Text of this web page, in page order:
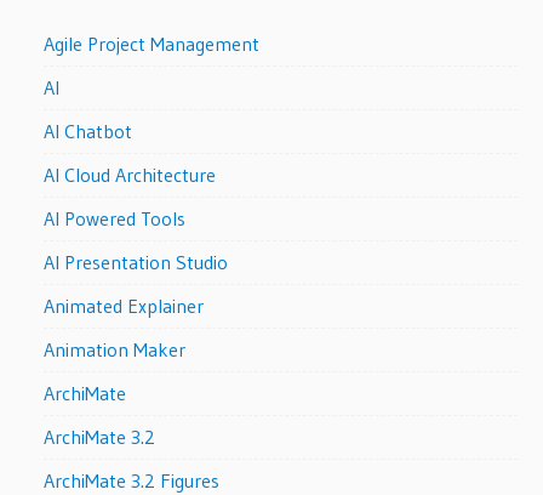
Agile Project Management
AI
AI Chatbot
AI Cloud Architecture
AI Powered Tools
AI Presentation Studio
Animated Explainer
Animation Maker
ArchiMate
ArchiMate 3.2
ArchiMate 3.2 Figures